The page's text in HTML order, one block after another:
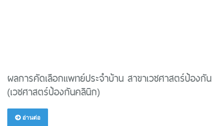
ผลการคัดเลือกแพทย์ประจำบ้าน สาขาเวชศาสตร์ป้องกัน
(เวชศาสตร์ป้องกันคลินิก)
อ่านต่อ